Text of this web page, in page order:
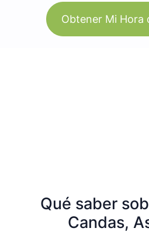
Obtener Mi Hora
Qué saber
Candas,